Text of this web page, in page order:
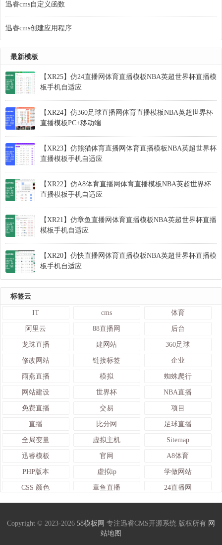
迅睿cms自定义函数
迅睿cms创建应用程序
最新模板
【XR25】仿24直播网体育直播模板NBA英超世界杯直播模
板手机自适应
【XR24】仿360足球直播网体育直播模板NBA英超世界杯
直播模板PC+移动端
【XR23】仿熊猫体育直播网体育直播模板NBA英超世界杯
直播模板手机自适应
【XR22】仿A8体育直播网体育直播模板NBA英超世界杯
直播模板手机自适应
【XR21】仿章鱼直播网体育直播模板NBA英超世界杯直播
模板手机自适应
【XR20】仿快直播网体育直播模板NBA英超世界杯直播模
板手机自适应
标签云
IT cms 体育
阿里云 88直播网 后台
龙珠直播 建网站 360足球
修改网站 链接标签 企业
雨燕直播 模拟 蜘蛛爬行
网站建设 世界杯 NBA直播
免费直播 交易 项目
直播 比分网 足球直播
全局变量 虚拟主机 Sitemap
迅睿模板 官网 A8体育
PHP版本 虚拟ip 学做网站
CSS 颜色 章鱼直播 24直播网
颜色变量 web TDK标签
熊猫体育 火车头采集 925直播
栏目页
Copyright © 2023-2026 58模板网 专注迅睿CMS开源系统 版权所有 网
站地图